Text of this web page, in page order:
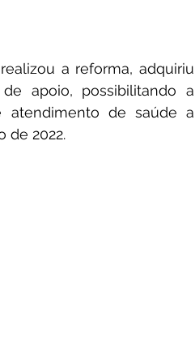
a reforma, adquiriu
apoio, possibilitando a
atendimento de saúde a
de 2022.